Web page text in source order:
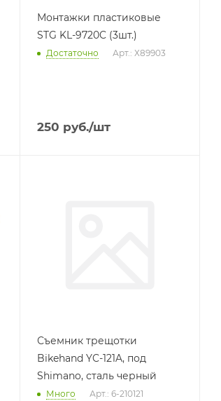
Монтажки пластиковые
STG KL-9720C (3шт.)
Достаточно Арт.: Х89903
250 руб./шт
Съемник трещотки
Bikehand YC-121A, под
Shimano, сталь черный
Много Арт.: 6-210121